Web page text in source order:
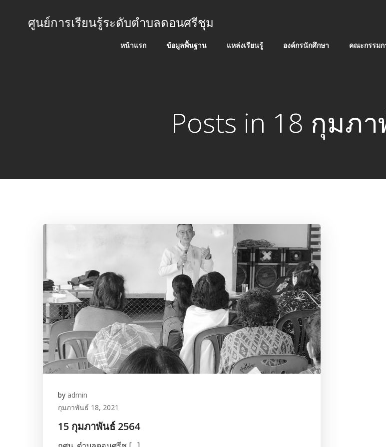
ศูนย์การเรียนรู้ระดับตำบลดอนศรีชุม
หน้าแรก ข้อมูลพื้นฐาน แหล่งเรียนรู้ องค์กรนักศึกษา คณะกรรม
Posts in 18 กุมภ
by admin
กุมภาพันธ์ 18, 2021
15 กุมภาพันธ์ 2564